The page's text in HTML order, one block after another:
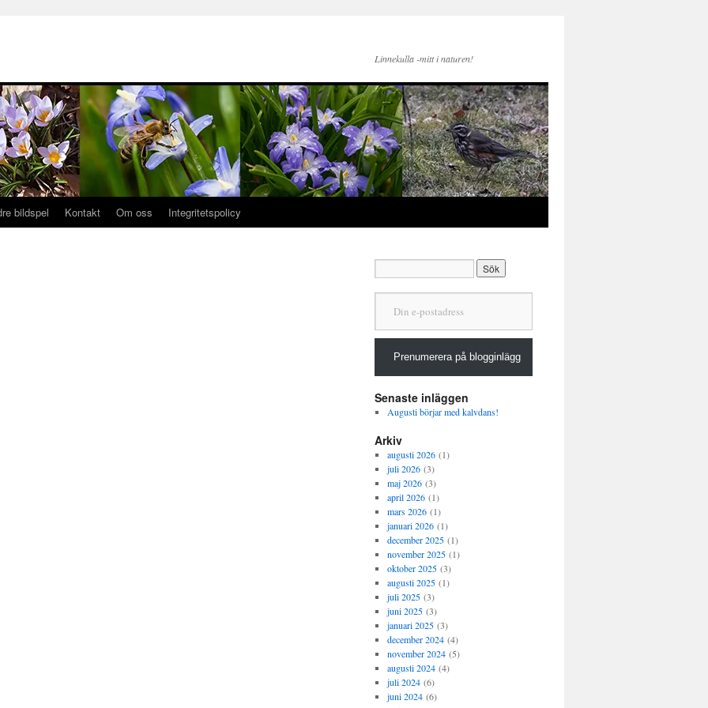
Linnekulla -mitt i naturen!
bildspel Kontakt Om oss Integritetspolicy
Din e-postadress
Prenumerera på blogginlägg
Senaste inläggen
Augusti börjar med kalvdans!
Arkiv
augusti 2026(1)
juli 2026(3)
maj 2026(3)
april 2026(1)
mars 2026(1)
januari 2026(1)
december 2025(1)
november 2025(1)
oktober 2025(3)
augusti 2025(1)
juli 2025(3)
juni 2025(3)
januari 2025(3)
december 2024(4)
november 2024(5)
augusti 2024(4)
juli 2024(6)
juni 2024(6)